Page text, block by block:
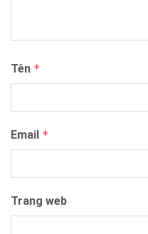
Tên *
Email *
Trang web